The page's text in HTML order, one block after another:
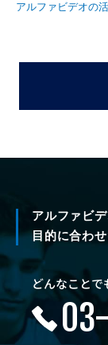
アルファビデオの
アルファビ
目的に合わ
どんなことで